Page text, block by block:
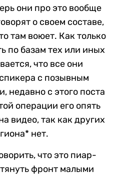
они про это вообще
о своем составе,
там воюет. Как только
по базам тех или иных
что все они
с позывным
недавно с этого поста
операции его опять
видео, так как других
нет.
что это пиар-
фронт малыми